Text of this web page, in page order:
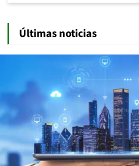
Últimas noticias